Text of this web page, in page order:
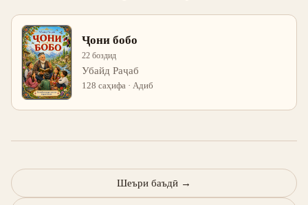
Ҷони бобо
22 боздид
Убайд Раҷаб
128 саҳифа · Адиб
Шеъри баъдӣ →